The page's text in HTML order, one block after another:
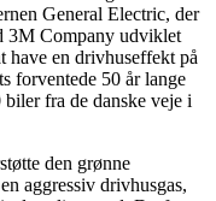
General Electric, der
3M Company udviklet
have en drivhuseffekt på
forventede 50 år lange
fra de danske veje i
den grønne
aggressiv drivhusgas,